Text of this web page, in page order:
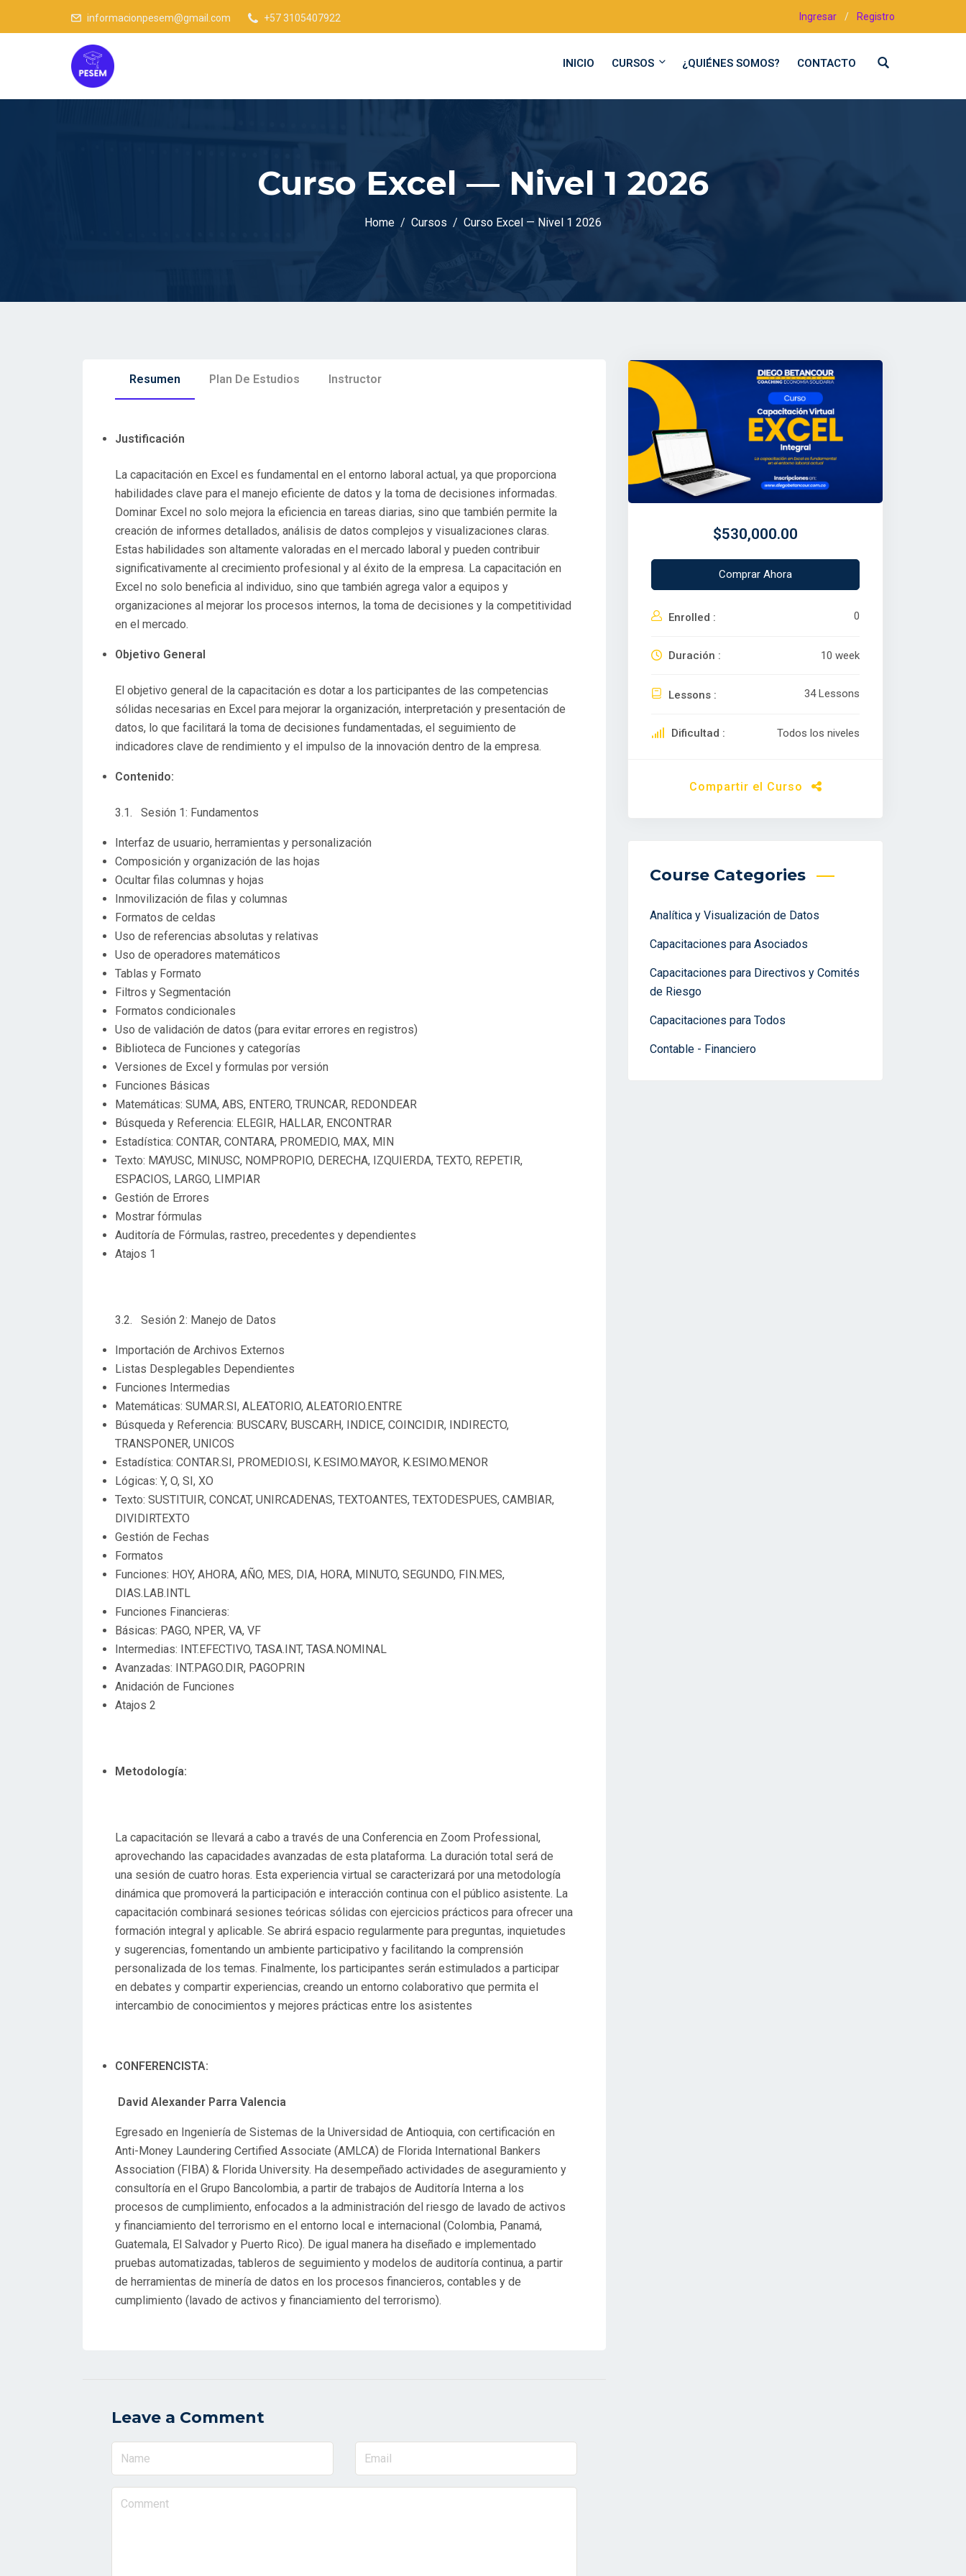
informacionpesem@gmail.com +57 3105407922 Ingresar / Registro
INICIO CURSOS ¿QUIÉNES SOMOS? CONTACTO
Curso Excel — Nivel 1 2026
Home Cursos Curso Excel — Nivel 1 2026
Resumen Plan De Estudios Instructor
Justificación
La capacitación en Excel es fundamental en el entorno laboral actual, ya que proporciona
habilidades clave para el manejo eficiente de datos y la toma de decisiones informadas.
Dominar Excel no solo mejora la eficiencia en tareas diarias, sino que también permite la
creación de informes detallados, análisis de datos complejos y visualizaciones claras.
Estas habilidades son altamente valoradas en el mercado laboral y pueden contribuir
significativamente al crecimiento profesional y al éxito de la empresa. La capacitación en
Excel no solo beneficia al individuo, sino que también agrega valor a equipos y
organizaciones al mejorar los procesos internos, la toma de decisiones y la competitividad
en el mercado.
Objetivo General
El objetivo general de la capacitación es dotar a los participantes de las competencias
sólidas necesarias en Excel para mejorar la organización, interpretación y presentación de
datos, lo que facilitará la toma de decisiones fundamentadas, el seguimiento de
indicadores clave de rendimiento y el impulso de la innovación dentro de la empresa.
Contenido:
3.1. Sesión 1: Fundamentos
Interfaz de usuario, herramientas y personalización
Composición y organización de las hojas
Ocultar filas columnas y hojas
Inmovilización de filas y columnas
Formatos de celdas
Uso de referencias absolutas y relativas
Uso de operadores matemáticos
Tablas y Formato
Filtros y Segmentación
Formatos condicionales
Uso de validación de datos (para evitar errores en registros)
Biblioteca de Funciones y categorías
Versiones de Excel y formulas por versión
Funciones Básicas
Matemáticas: SUMA, ABS, ENTERO, TRUNCAR, REDONDEAR
Búsqueda y Referencia: ELEGIR, HALLAR, ENCONTRAR
Estadística: CONTAR, CONTARA, PROMEDIO, MAX, MIN
Texto: MAYUSC, MINUSC, NOMPROPIO, DERECHA, IZQUIERDA, TEXTO, REPETIR,
ESPACIOS, LARGO, LIMPIAR
Gestión de Errores
Mostrar fórmulas
Auditoría de Fórmulas, rastreo, precedentes y dependientes
Atajos 1
3.2. Sesión 2: Manejo de Datos
Importación de Archivos Externos
Listas Desplegables Dependientes
Funciones Intermedias
Matemáticas: SUMAR.SI, ALEATORIO, ALEATORIO.ENTRE
Búsqueda y Referencia: BUSCARV, BUSCARH, INDICE, COINCIDIR, INDIRECTO,
TRANSPONER, UNICOS
Estadística: CONTAR.SI, PROMEDIO.SI, K.ESIMO.MAYOR, K.ESIMO.MENOR
Lógicas: Y, O, SI, XO
Texto: SUSTITUIR, CONCAT, UNIRCADENAS, TEXTOANTES, TEXTODESPUES, CAMBIAR,
DIVIDIRTEXTO
Gestión de Fechas
Formatos
Funciones: HOY, AHORA, AÑO, MES, DIA, HORA, MINUTO, SEGUNDO, FIN.MES,
DIAS.LAB.INTL
Funciones Financieras:
Básicas: PAGO, NPER, VA, VF
Intermedias: INT.EFECTIVO, TASA.INT, TASA.NOMINAL
Avanzadas: INT.PAGO.DIR, PAGOPRIN
Anidación de Funciones
Atajos 2
Metodología:
La capacitación se llevará a cabo a través de una Conferencia en Zoom Professional,
aprovechando las capacidades avanzadas de esta plataforma. La duración total será de
una sesión de cuatro horas. Esta experiencia virtual se caracterizará por una metodología
dinámica que promoverá la participación e interacción continua con el público asistente. La
capacitación combinará sesiones teóricas sólidas con ejercicios prácticos para ofrecer una
formación integral y aplicable. Se abrirá espacio regularmente para preguntas, inquietudes
y sugerencias, fomentando un ambiente participativo y facilitando la comprensión
personalizada de los temas. Finalmente, los participantes serán estimulados a participar
en debates y compartir experiencias, creando un entorno colaborativo que permita el
intercambio de conocimientos y mejores prácticas entre los asistentes
CONFERENCISTA:
David Alexander Parra Valencia
Egresado en Ingeniería de Sistemas de la Universidad de Antioquia, con certificación en
Anti-Money Laundering Certified Associate (AMLCA) de Florida International Bankers
Association (FIBA) & Florida University. Ha desempeñado actividades de aseguramiento y
consultoría en el Grupo Bancolombia, a partir de trabajos de Auditoría Interna a los
procesos de cumplimiento, enfocados a la administración del riesgo de lavado de activos
y financiamiento del terrorismo en el entorno local e internacional (Colombia, Panamá,
Guatemala, El Salvador y Puerto Rico). De igual manera ha diseñado e implementado
pruebas automatizadas, tableros de seguimiento y modelos de auditoría continua, a partir
de herramientas de minería de datos en los procesos financieros, contables y de
cumplimiento (lavado de activos y financiamiento del terrorismo).
Leave a Comment
$530,000.00
Comprar Ahora
Enrolled : 0
Duración : 10 week
Lessons : 34 Lessons
Dificultad : Todos los niveles
Compartir el Curso
Course Categories
Analítica y Visualización de Datos
Capacitaciones para Asociados
Capacitaciones para Directivos y Comités
de Riesgo
Capacitaciones para Todos
Contable - Financiero